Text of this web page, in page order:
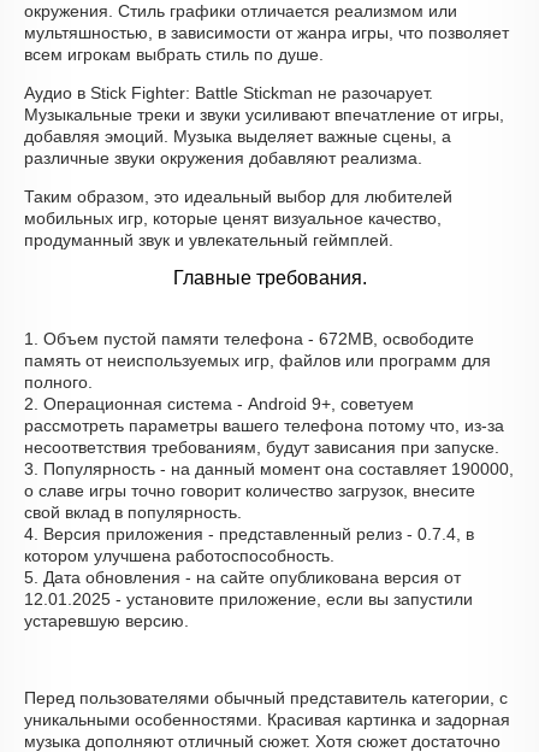
окружения. Стиль графики отличается реализмом или
мультяшностью, в зависимости от жанра игры, что позволяет
всем игрокам выбрать стиль по душе.
Аудио в Stick Fighter: Battle Stickman не разочарует.
Музыкальные треки и звуки усиливают впечатление от игры,
добавляя эмоций. Музыка выделяет важные сцены, а
различные звуки окружения добавляют реализма.
Таким образом, это идеальный выбор для любителей
мобильных игр, которые ценят визуальное качество,
продуманный звук и увлекательный геймплей.
Главные требования.
1. Объем пустой памяти телефона - 672MB, освободите
память от неиспользуемых игр, файлов или программ для
полного.
2. Операционная система - Android 9+, советуем
рассмотреть параметры вашего телефона потому что, из-за
несоответствия требованиям, будут зависания при запуске.
3. Популярность - на данный момент она составляет 190000,
о cлаве игры точно говорит количество загрузок, внесите
свой вклад в популярность.
4. Версия приложения - представленный релиз - 0.7.4, в
котором улучшена работоспособность.
5. Дата обновления - на сайте опубликована версия от
12.01.2025 - установите приложение, если вы запустили
устаревшую версию.
Перед пользователями обычный представитель категории, с
уникальными особенностями. Красивая картинка и задорная
музыка дополняют отличный сюжет. Хотя сюжет достаточно